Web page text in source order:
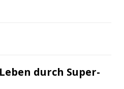
durch Super-